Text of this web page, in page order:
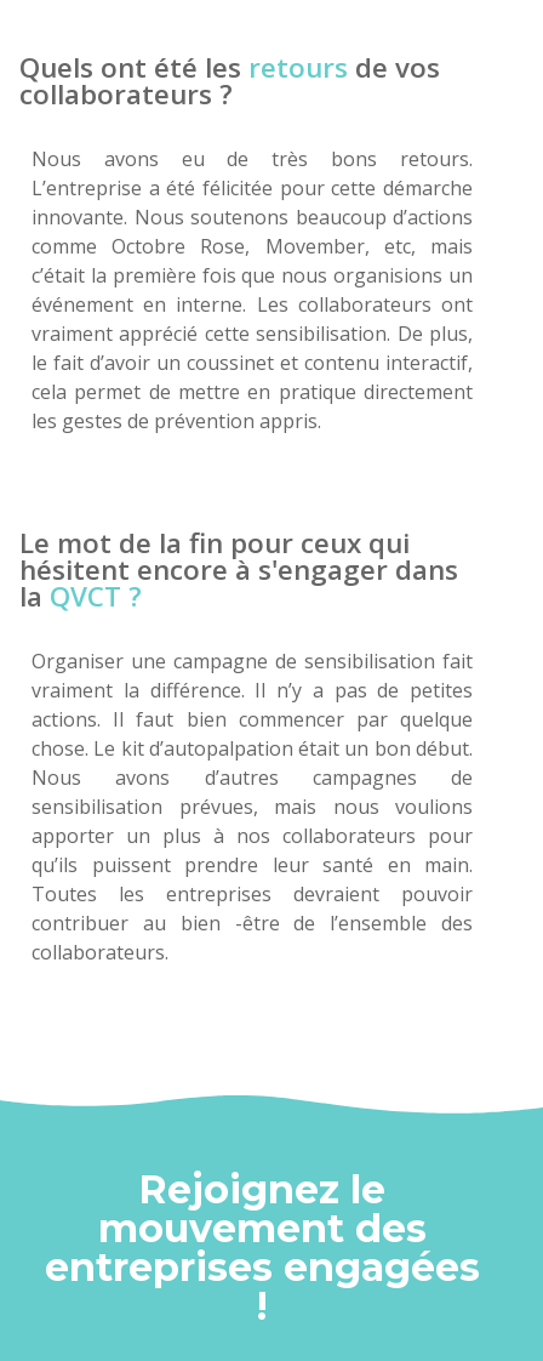
Quels ont été les retours de vos
collaborateurs ?
Nous avons eu de très bons retours.
L’entreprise a été félicitée pour cette démarche
innovante. Nous soutenons beaucoup d’actions
comme Octobre Rose, Movember, etc, mais
c’était la première fois que nous organisions un
événement en interne. Les collaborateurs ont
vraiment apprécié cette sensibilisation. De plus,
le fait d’avoir un coussinet et contenu interactif,
cela permet de mettre en pratique directement
les gestes de prévention appris.
Le mot de la fin pour ceux qui
hésitent encore à s'engager dans
la QVCT ?
Organiser une campagne de sensibilisation fait
vraiment la différence. Il n’y a pas de petites
actions. Il faut bien commencer par quelque
chose. Le kit d’autopalpation était un bon début.
Nous avons d’autres campagnes de
sensibilisation prévues, mais nous voulions
apporter un plus à nos collaborateurs pour
qu’ils puissent prendre leur santé en main.
Toutes les entreprises devraient pouvoir
contribuer au bien -être de l’ensemble des
collaborateurs.
Rejoignez le
mouvement des
entreprises engagées
!​